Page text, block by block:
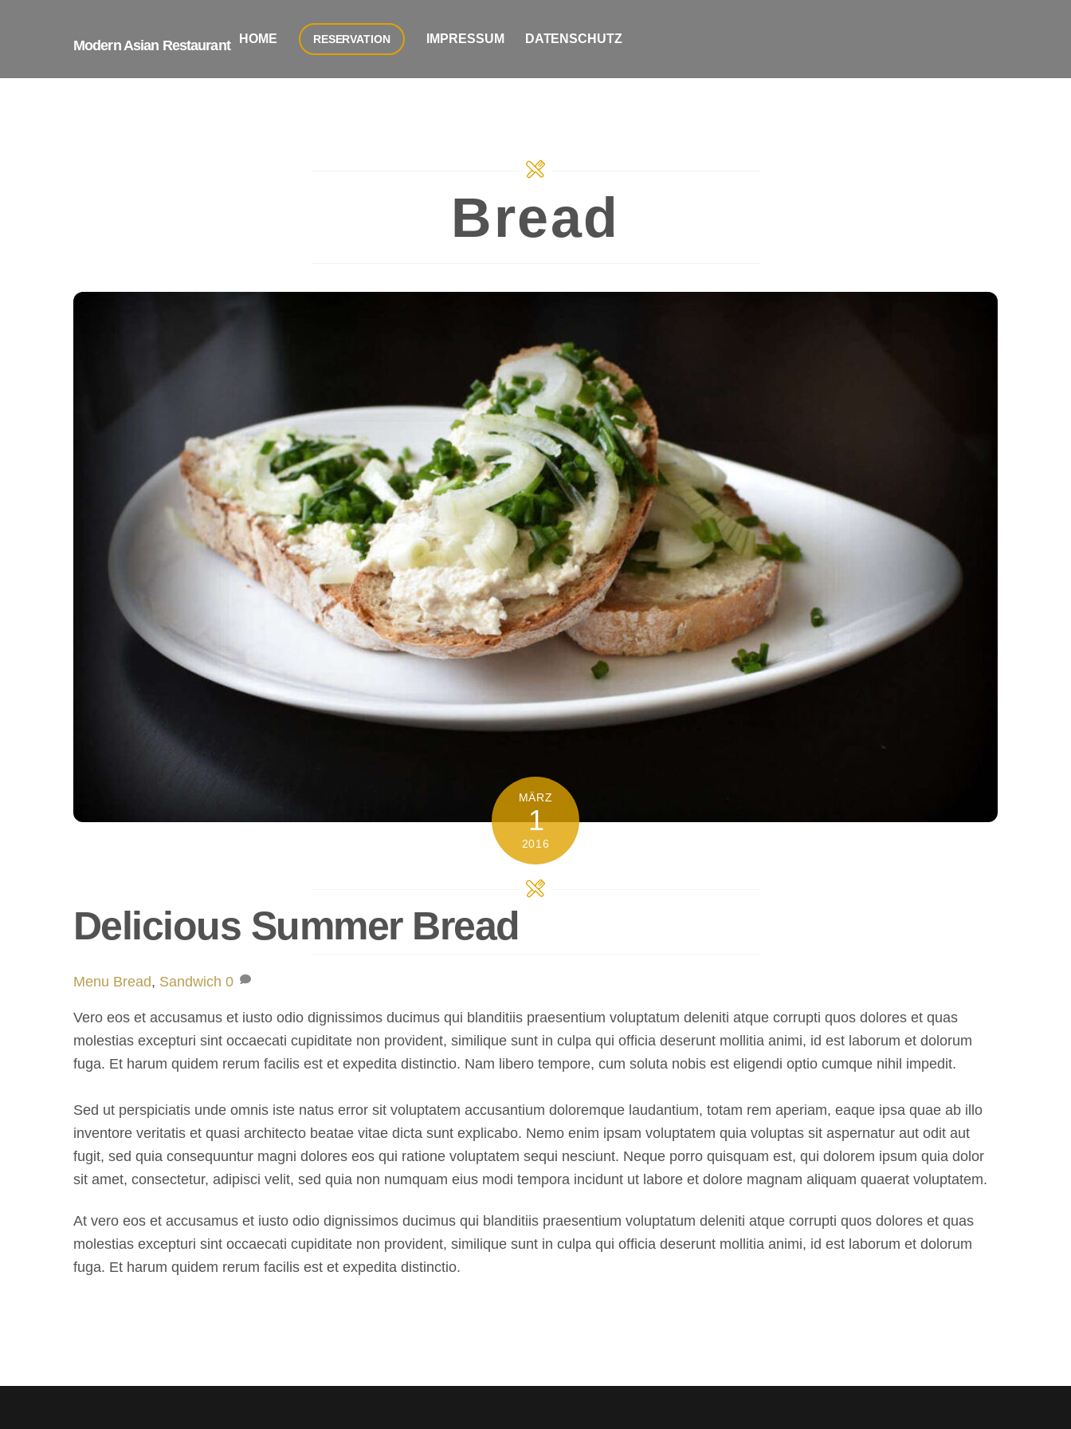
Modern Asian Restaurant HOME RESERVATION IMPRESSUM DATENSCHUTZ
Bread
MÄRZ
1
2016
Delicious Summer Bread
Menu Bread, Sandwich 0
Vero eos et accusamus et iusto odio dignissimos ducimus qui blanditiis praesentium voluptatum deleniti atque corrupti quos dolores et quas
molestias excepturi sint occaecati cupiditate non provident, similique sunt in culpa qui officia deserunt mollitia animi, id est laborum et dolorum
fuga. Et harum quidem rerum facilis est et expedita distinctio. Nam libero tempore, cum soluta nobis est eligendi optio cumque nihil impedit.
Sed ut perspiciatis unde omnis iste natus error sit voluptatem accusantium doloremque laudantium, totam rem aperiam, eaque ipsa quae ab illo
inventore veritatis et quasi architecto beatae vitae dicta sunt explicabo. Nemo enim ipsam voluptatem quia voluptas sit aspernatur aut odit aut
fugit, sed quia consequuntur magni dolores eos qui ratione voluptatem sequi nesciunt. Neque porro quisquam est, qui dolorem ipsum quia dolor
sit amet, consectetur, adipisci velit, sed quia non numquam eius modi tempora incidunt ut labore et dolore magnam aliquam quaerat voluptatem.
At vero eos et accusamus et iusto odio dignissimos ducimus qui blanditiis praesentium voluptatum deleniti atque corrupti quos dolores et quas
molestias excepturi sint occaecati cupiditate non provident, similique sunt in culpa qui officia deserunt mollitia animi, id est laborum et dolorum
fuga. Et harum quidem rerum facilis est et expedita distinctio.